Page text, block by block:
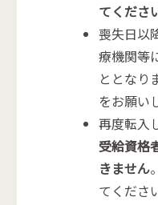
てくださ
喪失日以
療機関等
ととなり
をお願い
再度転入
受給資格
きません
てくださ